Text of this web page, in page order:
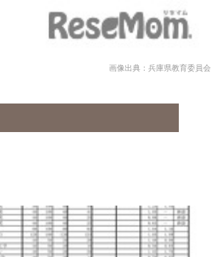
画像出典：兵庫県教育委員会